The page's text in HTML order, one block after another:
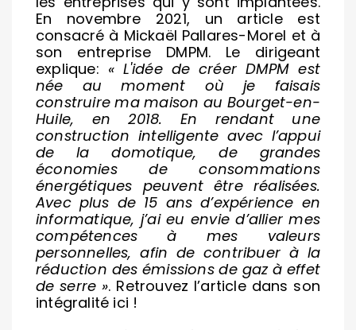
En novembre 2021, un article est
consacré à Mickaël Pallares-Morel et à
son entreprise DMPM. Le dirigeant
explique: « L'idée de créer DMPM est
née au moment où je faisais
construire ma maison au Bourget-en-
Huile, en 2018. En rendant une
construction intelligente avec l’appui
de la domotique, de grandes
économies de consommations
énergétiques peuvent être réalisées.
Avec plus de 15 ans d’expérience en
informatique, j’ai eu envie d’allier mes
compétences à mes valeurs
personnelles, afin de contribuer à la
réduction des émissions de gaz à effet
de serre ». Retrouvez l’article dans son
intégralité ici !